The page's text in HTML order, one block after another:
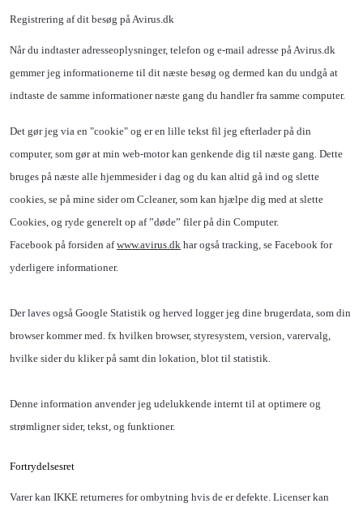
Registrering af dit besøg på Avirus.dk
Når du indtaster adresseoplysninger, telefon og e-mail adresse på Avirus.dk
gemmer jeg informationerne til dit næste besøg og dermed kan du undgå at
indtaste de samme informationer næste gang du handler fra samme computer.
Det gør jeg via en "cookie" og er en lille tekst fil jeg efterlader på din
computer, som gør at min web-motor kan genkende dig til næste gang. Dette
bruges på næste alle hjemmesider i dag og du kan altid gå ind og slette
cookies, se på mine sider om Ccleaner, som kan hjælpe dig med at slette
Cookies, og ryde generelt op af ”døde” filer på din Computer.
Facebook på forsiden afwww.avirus.dk har også tracking, se Facebook for
yderligere informationer.
Der laves også Google Statistik og herved logger jeg dine brugerdata, som din
browser kommer med. fx hvilken browser, styresystem, version, varervalg,
hvilke sider du kliker på samt din lokation, blot til statistik.
Denne information anvender jeg udelukkende internt til at optimere og
strømligner sider, tekst, og funktioner.
Fortrydelsesret
Varer kan IKKE returneres for ombytning hvis de er defekte. Licenser kan